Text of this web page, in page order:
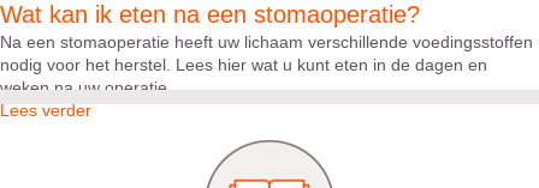
Wat kan ik eten na een stomaoperatie?
Na een stomaoperatie heeft uw lichaam verschillende voedingsstoffen
nodig voor het herstel. Lees hier wat u kunt eten in de dagen en
weken na uw operatie.
Lees verder